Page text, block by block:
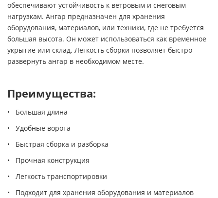
обеспечивают устойчивость к ветровым и снеговым
нагрузкам. Ангар предназначен для хранения
оборудования, материалов, или техники, где не требуется
большая высота. Он может использоваться как временное
укрытие или склад. Легкость сборки позволяет быстро
развернуть ангар в необходимом месте.
Преимущества:
• Большая длина
• Удобные ворота
• Быстрая сборка и разборка
• Прочная конструкция
• Легкость транспортировки
• Подходит для хранения оборудования и материалов